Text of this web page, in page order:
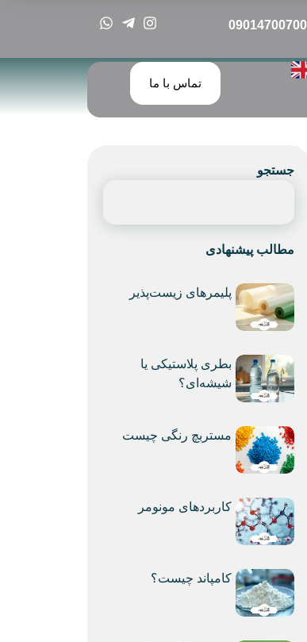
تماس با ما
09014700700
جستجو
مطالب پیشنهادی
پلیمرهای زیست‌پذیر
بطری پلاستیکی یا
شیشه‌ای؟
مستربچ رنگی چیست
کاربردهای مونومر
کامپاند چیست؟